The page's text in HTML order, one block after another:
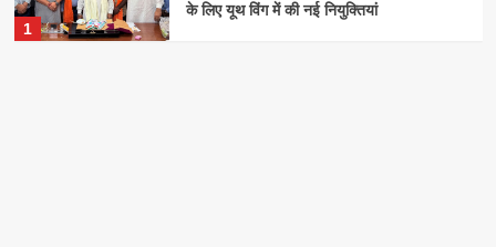
1
के लिए यूथ विंग में की नई नियुक्तियां